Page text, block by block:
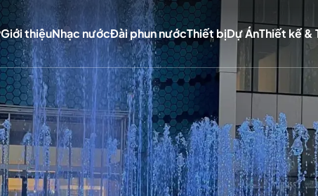
Giới thiệuNhạc nướcĐài phun nướcThiết bịDự ÁnThiết kế &